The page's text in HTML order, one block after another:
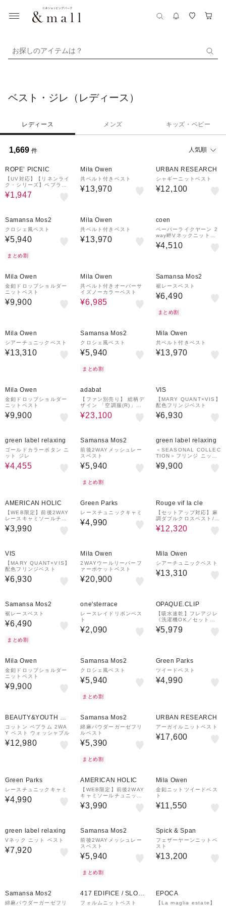
お探しのアイテムは？
ベスト・ジレ（レディース）
レディース メンズ キッズ・ベビー
1,669 件 人気順
ROPE’ PICNIC
【UV対応】【リネンライ
ク・シリーズ】ペプラム
ジレベスト/通勤・セット
アップ対応
¥1,947
Mila Owen
共ベルト付きベスト
¥13,970
URBAN RESEARCH
シャギーニットベスト
¥12,100
Samansa Mos2
クロシェ風ベスト
¥5,940
まとめ割
Mila Owen
共ベルト付きベスト
¥13,970
coen
ペーパーライクヤーン 2
way畔Vネックニットベ
スト
¥4,510
Mila Owen
金釦ドロップショルダー
ニットベスト
¥9,900
Mila Owen
共ベルト付きオーバーサ
イズノーカラーベスト
¥6,985
Samansa Mos2
裾レースベスト
¥6,490
まとめ割
Mila Owen
シアーチュニックベスト
¥13,310
Samansa Mos2
クロシェ風ベスト
¥5,940
まとめ割
Mila Owen
共ベルト付きベスト
¥13,970
Mila Owen
金釦ドロップショルダー
ニットベスト
¥9,900
adabat
【ファン別売り】 総柄デ
ザイン 「空調服(R)」ベ
スト
¥23,100
VIS
【MARY QUANT×VIS】
配色フリンジベスト
¥6,930
green label relaxing
ゴールドカラーボタン ニ
ット ジレ
¥4,455
Samansa Mos2
前後2WAYメッシュレー
スベスト
¥5,940
まとめ割
green label relaxing
＜SEASONAL COLLEC
TION＞フリンジ ニット
キャミソール
¥9,900
AMERICAN HOLIC
【WEB限定】前後2WAY
レースキャミソールチュ
ニック
¥3,990
Green Parks
レースチュニックキャミ
¥4,990
Rouge vif la cle
【セットアップ対応】麻
調ダブルクロスベスト/ジ
レ
¥12,320
VIS
【MARY QUANT×VIS】
配色フリンジベスト
¥6,930
Mila Owen
2WAYウールリーバーフ
ァーポケットベスト
¥20,900
Mila Owen
シアーチュニックベスト
¥13,310
Samansa Mos2
裾レースベスト
¥6,490
まとめ割
one'sterrace
レースレイドリボンベス
ト
¥2,090
OPAQUE.CLIP
【吸水速乾】フレアジレ
《洗濯機OK／セットア
ップ対応可》
¥5,979
Mila Owen
金釦ドロップショルダー
ニットベスト
¥9,900
Samansa Mos2
クロシェ風ベスト
¥5,940
まとめ割
Green Parks
ツイードベスト
¥4,990
BEAUTY&YOUTH UN
ITED ARROWS
コットン ペプラム 2WA
Y ベスト ウォッシャブル
¥12,980
Samansa Mos2
綿麻パウダーガーゼフリ
ルベスト
¥5,390
まとめ割
URBAN RESEARCH
アーガイルニットベスト
¥17,600
Green Parks
レースチュニックキャミ
¥4,990
AMERICAN HOLIC
【WEB限定】前後2WAY
キャミソールチュニック
【UVカット・イージーケ
ア】
¥3,990
Mila Owen
金釦ニットツイードベス
ト
¥11,550
green label relaxing
Vネック ニット ベスト
¥7,920
Samansa Mos2
前後2WAYメッシュレー
スベスト
¥5,940
まとめ割
Spick & Span
フェザーヤーンニットベ
スト
¥13,200
Samansa Mos2
綿麻パウダーガーゼフリ
417 EDIFICE / SLOB
E IENA
フォルムニットベスト
EPOCA
【La maglia estate】